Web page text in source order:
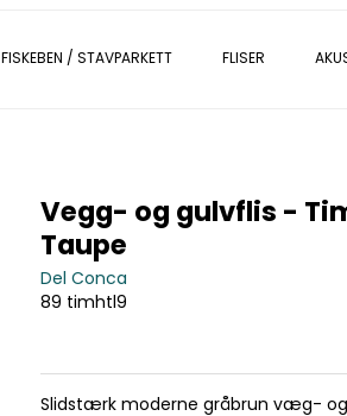
FISKEBEN / STAVPARKETT FLISER
Vegg- og gulvflis -
Taupe
Del Conca
89 timhtl9
Slidstærk moderne gråbrun væg-